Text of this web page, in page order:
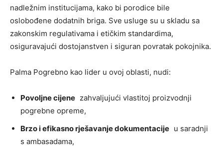
nadležnim institucijama, kako bi porodice bile
oslobođene dodatnih briga. Sve usluge su u skladu sa
zakonskim regulativama i etičkim standardima,
osiguravajući dostojanstven i siguran povratak pokojnika.
Palma Pogrebno kao lider u ovoj oblasti, nudi:
Povoljne cijene zahvaljujući vlastitoj proizvodnji
pogrebne opreme,
Brzo i efikasno rješavanje dokumentacije u saradnji
s ambasadama,